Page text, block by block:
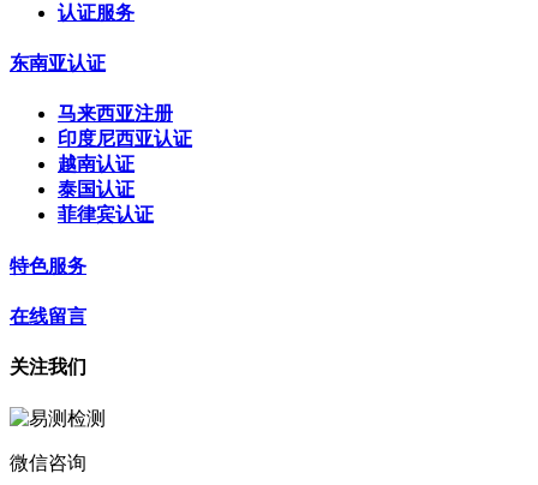
认证服务
东南亚认证
马来西亚注册
印度尼西亚认证
越南认证
泰国认证
菲律宾认证
特色服务
在线留言
关注我们
微信咨询